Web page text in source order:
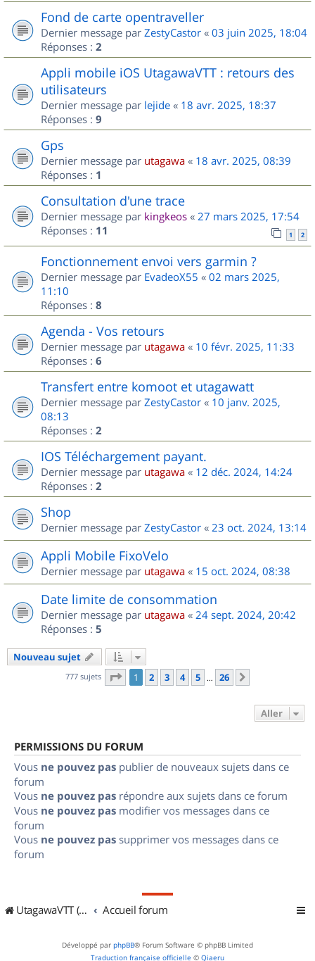
Fond de carte opentraveller
Dernier message par ZestyCastor « 03 juin 2025, 18:04
Réponses : 2
Appli mobile iOS UtagawaVTT : retours des
utilisateurs
Dernier message par lejide « 18 avr. 2025, 18:37
Réponses : 9
Gps
Dernier message par utagawa « 18 avr. 2025, 08:39
Réponses : 1
Consultation d'une trace
Dernier message par kingkeos « 27 mars 2025, 17:54
Réponses : 11 1 2
Fonctionnement envoi vers garmin ?
Dernier message par EvadeoX55 « 02 mars 2025,
11:10
Réponses : 8
Agenda - Vos retours
Dernier message par utagawa « 10 févr. 2025, 11:33
Réponses : 6
Transfert entre komoot et utagawatt
Dernier message par ZestyCastor « 10 janv. 2025,
08:13
Réponses : 2
IOS Téléchargement payant.
Dernier message par utagawa « 12 déc. 2024, 14:24
Réponses : 2
Shop
Dernier message par ZestyCastor « 23 oct. 2024, 13:14
Appli Mobile FixoVelo
Dernier message par utagawa « 15 oct. 2024, 08:38
Date limite de consommation
Dernier message par utagawa « 24 sept. 2024, 20:42
Réponses : 5
Nouveau sujet
777 sujets Page 1sur
1 2 3 4 5 … 26
Aller
PERMISSIONS DU FORUM
Vous ne pouvez pas publier de nouveaux sujets dans ce
forum
Vous ne pouvez pas répondre aux sujets dans ce forum
Vous ne pouvez pas modifier vos messages dans ce
forum
Vous ne pouvez pas supprimer vos messages dans ce
forum
UtagawaVTT (Randos VTT et VTTAE avec traces GPS) Accueil forum
Développé par phpBB® Forum Software © phpBB Limited
Traduction française officielle © Qiaeru